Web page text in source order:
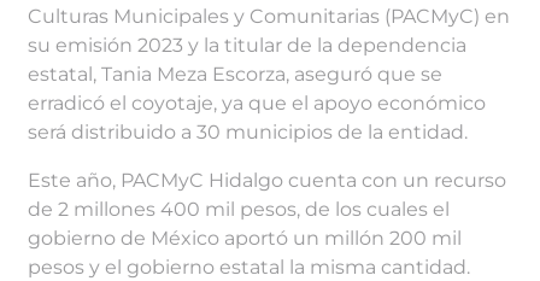
Culturas Municipales y Comunitarias (PACMyC) en
su emisión 2023 y la titular de la dependencia
estatal, Tania Meza Escorza, aseguró que se
erradicó el coyotaje, ya que el apoyo económico
será distribuido a 30 municipios de la entidad.
Este año, PACMyC Hidalgo cuenta con un recurso
de 2 millones 400 mil pesos, de los cuales el
gobierno de México aportó un millón 200 mil
pesos y el gobierno estatal la misma cantidad.